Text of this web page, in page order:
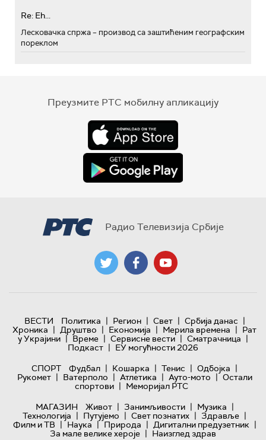
Re: Eh...
Лесковачка спржа – производ са заштићеним географским
пореклом
Преузмите РТС мобилну апликацију
Радио Телевизија Србије
ВЕСТИ Политика | Регион | Свет | Србија данас |
Хроника | Друштво | Економија | Мерила времена | Рат
у Украјини | Време | Сервисне вести | Сматрачница |
Подкаст | ЕУ могућности 2026
СПОРТ
Фудбал | Кошарка | Тенис | Одбојка |
Рукомет | Ватерполо | Атлетика | Ауто-мото | Остали
спортови | Меморијал РТС
МАГАЗИН
Живот | Занимљивости | Музика |
Технологијa | Путујемо | Свет познатих | Здравље |
Филм и ТВ | Наука | Природа | Дигитални предузетник |
За мале велике хероје | Наизглед здрав